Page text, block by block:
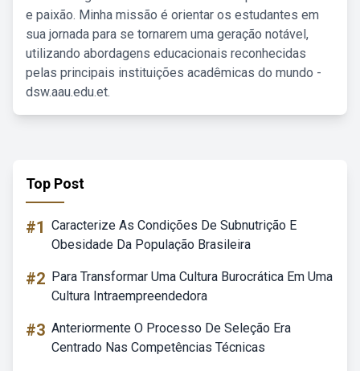
e paixão. Minha missão é orientar os estudantes em
sua jornada para se tornarem uma geração notável,
utilizando abordagens educacionais reconhecidas
pelas principais instituições acadêmicas do mundo -
dsw.aau.edu.et.
Top Post
#1 Caracterize As Condições De Subnutrição E
Obesidade Da População Brasileira
#2 Para Transformar Uma Cultura Burocrática Em Uma
Cultura Intraempreendedora
#3 Anteriormente O Processo De Seleção Era
Centrado Nas Competências Técnicas